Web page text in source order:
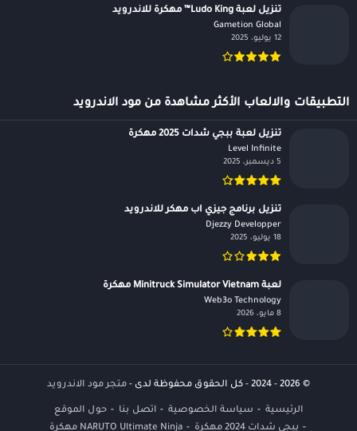
تنزيل لعبة Ludo King™ مهكرة للاندرويد
Gametion Global‏
12 يوليو، 2025
التطبيقات والالعاب الأكثر مشاهدة من مود الاندرويد
تنزيل لعبة ببجي شدات 2025 مهكرة
Level Infinite‏
5 ديسمبر، 2025
تنزيل برنامج جيزي اب مهكر للاندرويد
Djezzy Developper‏
18 يوليو، 2025
لعبة Minitruck Simulator Vietnam مهكرة
Web3o Technology‏
8 مايو، 2026
© 2026 - 2024 - كل الحقوق محفوظة لدى - متجر مود الاندرويد
الرئيسية سياسة الخصوصية اتصل بنا
حول الموقع
يبجي شدات 2024 مهكرة
NARUTO Ultimate Ninja مهكرة